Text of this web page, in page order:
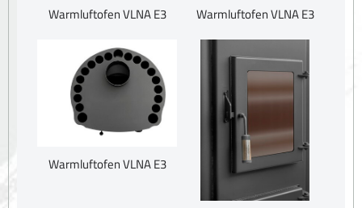
Warmluftofen VLNA E3 Warmluftofen VLNA E3
Warmluftofen VLNA E3